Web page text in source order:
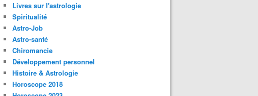
Livres sur l'astrologie
Spiritualité
Astro-Job
Astro-santé
Chiromancie
Développement personnel
Histoire & Astrologie
Horoscope 2018